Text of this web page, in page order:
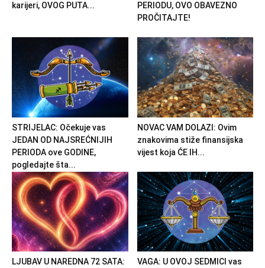
karijeri, OVOG PUTA...
PERIODU, OVO OBAVEZNO
PROČITAJTE!
STRIJELAC: Očekuje vas
JEDAN OD NAJSREĆNIJIH
PERIODA ove GODINE,
pogledajte šta...
NOVAC VAM DOLAZI: Ovim
znakovima stiže finansijska
vijest koja ĆE IH...
LJUBAV U NAREDNA 72 SATA:
VAGA: U OVOJ SEDMICI vas